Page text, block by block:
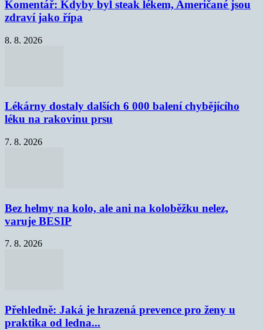
Komentář: Kdyby byl steak lékem, Američané jsou
zdraví jako řípa
8. 8. 2026
Lékárny dostaly dalších 6 000 balení chybějícího
léku na rakovinu prsu
7. 8. 2026
Bez helmy na kolo, ale ani na koloběžku nelez,
varuje BESIP
7. 8. 2026
Přehledně: Jaká je hrazená prevence pro ženy u
praktika od ledna...